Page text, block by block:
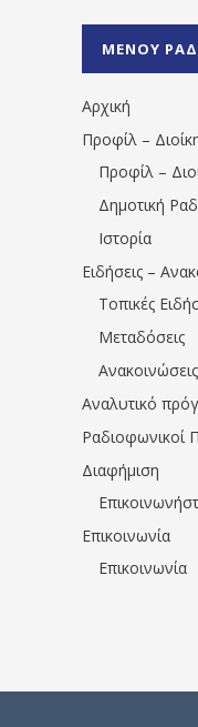
ΜΕΝΟΥ
Αρχική
Προφίλ –
Προφίλ –
Δημοτική
Ιστορία
Ειδήσεις –
Τοπικές
Μεταδόσεις
Ανακοινώσεις
Αναλυτικό
Ραδιοφωνικοί
Διαφήμιση
Επικοινωνία
Επικοινωνία